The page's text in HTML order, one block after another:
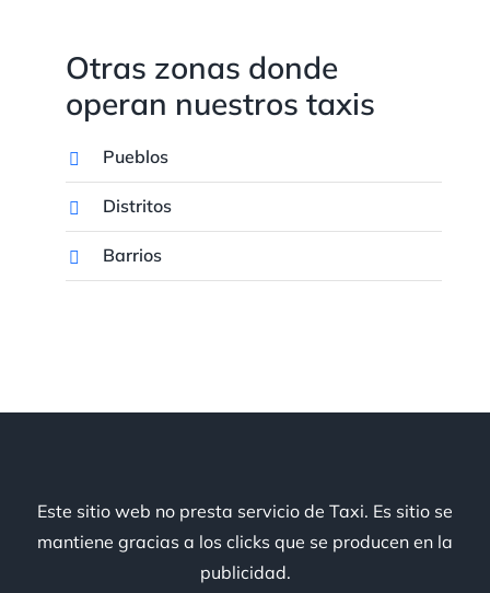
Otras zonas donde
operan nuestros taxis
Pueblos
Distritos
Barrios
Este sitio web no presta servicio de Taxi. Es sitio se
mantiene gracias a los clicks que se producen en la
publicidad.